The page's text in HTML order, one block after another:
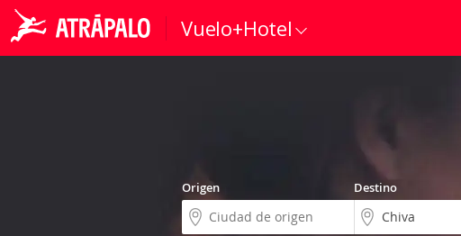
Vuelo+Hotel
Origen Destino